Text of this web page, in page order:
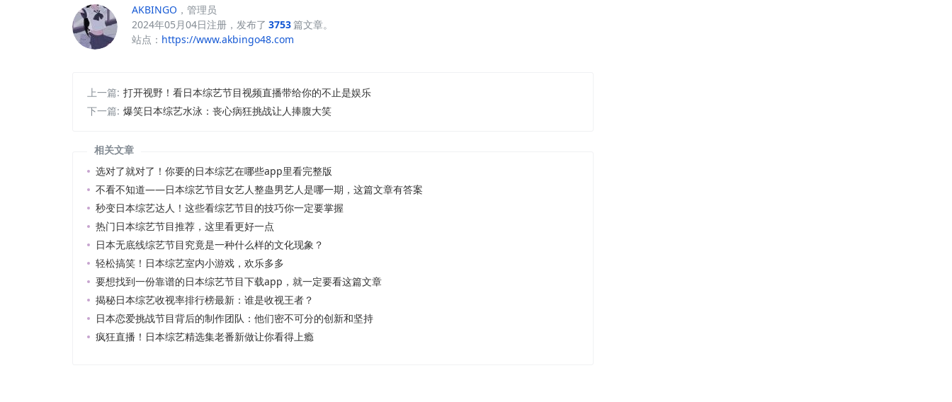
AKBINGO ，管理员
2024年05月04日注册，发布了 3753篇文章。
站点： https://www.akbingo48.com
上一篇: 打开视野！看日本综艺节目视频直播带给你的不止是娱乐
下一篇: 爆笑日本综艺水泳：丧心病狂挑战让人捧腹大笑
相关文章
选对了就对了！你要的日本综艺在哪些app里看完整版
不看不知道——日本综艺节目女艺人整蛊男艺人是哪一期，这篇文章有答案
秒变日本综艺达人！这些看综艺节目的技巧你一定要掌握
热门日本综艺节目推荐，这里看更好一点
日本无底线综艺节目究竟是一种什么样的文化现象？
轻松搞笑！日本综艺室内小游戏，欢乐多多
要想找到一份靠谱的日本综艺节目下载app，就一定要看这篇文章
揭秘日本综艺收视率排行榜最新：谁是收视王者？
日本恋爱挑战节目背后的制作团队：他们密不可分的创新和坚持
疯狂直播！日本综艺精选集老番新做让你看得上瘾